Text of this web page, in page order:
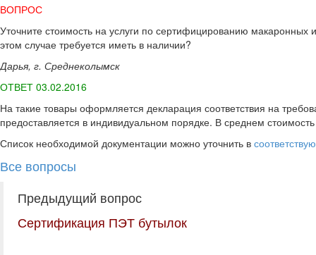
ВОПРОС
Уточните стоимость на услуги по сертифицированию
этом случае требуется иметь в наличии?
Дарья, г. Среднеколымск
ОТВЕТ 03.02.2016
На такие товары оформляется декларация соответствия на
предоставляется в индивидуальном порядке. В среднем
Список необходимой документации можно уточнить в
Все вопросы
Предыдущий вопрос
Сертификация ПЭТ бутылок